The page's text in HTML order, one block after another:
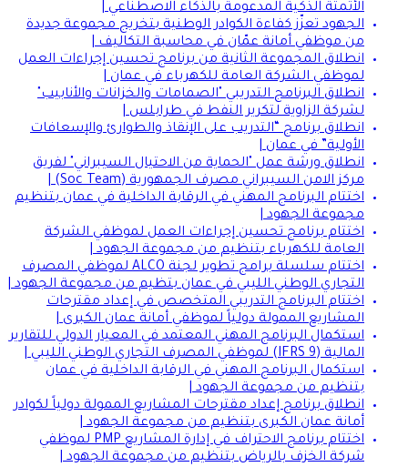
الأتمتة الذكية المدعومة بالذكاء الاصطناعي |
الجهود تعزّز كفاءة الكوادر الوطنية بتخريج مجموعة جديدة
من موظفي أمانة عمّان في محاسبة التكاليف |
انطلاق المجموعة الثانية من برنامج تحسين إجراءات العمل
لموظفي الشركة العامة للكهرباء في عمان |
انطلاق البرنامج التدريبي "الصمامات والخزانات والأنابيب"
لشركة الزاوية لتكرير النفط في طرابلس |
انطلاق برنامج “التدريب على الإنقاذ والطوارئ والإسعافات
الأولية” في عمان |
انطلاق ورشة عمل "الحماية من الاحتيال السيبراني" لفريق
مركز الامن السيبراني مصرف الجمهورية (Soc Team) |
اختتام البرنامج المهني في الرقابة الداخلية في عمان بتنظيم
مجموعة الجهود |
اختتام برنامج تحسين إجراءات العمل لموظفي الشركة
العامة للكهرباء بتنظيم من مجموعة الجهود |
اختتام سلسلة برامج تطوير لجنة ALCO لموظفي المصرف
التجاري الوطني الليبي في عمان بتظيم من مجموعة الجهود |
اختتام البرنامج التدريبي المتخصص في إعداد مقترحات
المشاريع الممولة دولياً لموظفي أمانة عمان الكبرى |
استكمال البرنامج المهني المعتمد في المعيار الدولي للتقارير
المالية (IFRS 9) لموظفي المصرف التجاري الوطني الليبي |
استكمال البرنامج المهني في الرقابة الداخلية في عمان
بتنظيم من مجموعة الجهود |
انطلاق برنامج إعداد مقترحات المشاريع الممولة دولياً لكوادر
أمانة عمان الكبرى بتنظيم من مجموعة الجهود |
اختتام برنامج الاحتراف في إدارة المشاريع PMP لموظفي
شركة الخزف بالرياض بتنظيم من مجموعة الجهود |